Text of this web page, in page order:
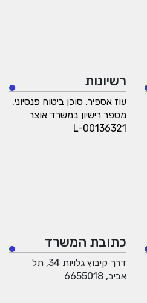
רשיונות
עוז אספיר, סוכן ביטוח פנסיוני,
מספר רישיון במשרד אוצר
L-00136321
כתובת המשרד
דרך קיבוץ גלויות 34, תל
אביב, 6655018